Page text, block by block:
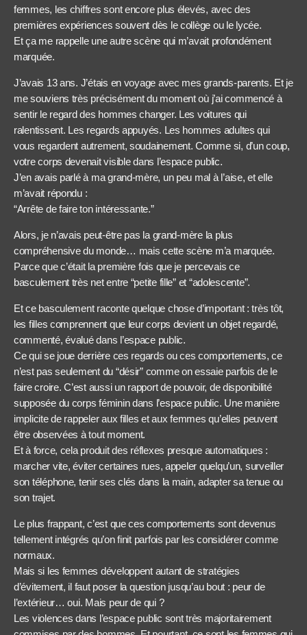
femmes, les chiffres sont encore plus élevés, avec des
premières expériences souvent dès le collège ou le lycée.
Et ça me rappelle une autre scène qui m’avait profondément
marquée.
J’avais 13 ans. J’étais en voyage avec mes grands-parents. Et je
me souviens très précisément du moment où j’ai commencé à
sentir le regard des hommes changer. Les voitures qui
ralentissent. Les regards appuyés. Les hommes adultes qui
vous regardent autrement, soudainement. Comme si, d’un coup,
votre corps devenait visible dans l’espace public.
J’en avais parlé à ma grand-mère, un peu mal à l’aise, et elle
m’avait répondu :
“Arrête de faire ton intéressante.”
Alors, je n’avais peut-être pas la grand-mère la plus
compréhensive du monde… mais cette scène m’a marquée.
Parce que c’était la première fois que je percevais ce
basculement très net entre “petite fille” et “adolescente”.
Et ce basculement raconte quelque chose d’important : très tôt,
les filles comprennent que leur corps devient un objet regardé,
commenté, évalué dans l’espace public.
Ce qui se joue derrière ces regards ou ces comportements, ce
n’est pas seulement du “désir” comme on essaie parfois de le
faire croire. C’est aussi un rapport de pouvoir, de disponibilité
supposée du corps féminin dans l’espace public. Une manière
implicite de rappeler aux filles et aux femmes qu’elles peuvent
être observées à tout moment.
Et à force, cela produit des réflexes presque automatiques :
marcher vite, éviter certaines rues, appeler quelqu’un, surveiller
son téléphone, tenir ses clés dans la main, adapter sa tenue ou
son trajet.
Le plus frappant, c’est que ces comportements sont devenus
tellement intégrés qu’on finit parfois par les considérer comme
normaux.
Mais si les femmes développent autant de stratégies
d’évitement, il faut poser la question jusqu’au bout : peur de
l’extérieur… oui. Mais peur de qui ?
Les violences dans l’espace public sont très majoritairement